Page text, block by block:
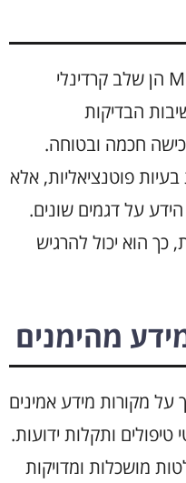
בדיקות אמינות רכבי Mitsubishi הן שלב קרדינלי
הבדיקות
חכמה ובטוחה.
פוטנציאליות, אלא
על דגמים שונים.
כך הוא יכול להרגיש
מהימנים
מקורות מידע אמינים
טיפולים ותקלות ידועות.
מושכלות ומדויקות